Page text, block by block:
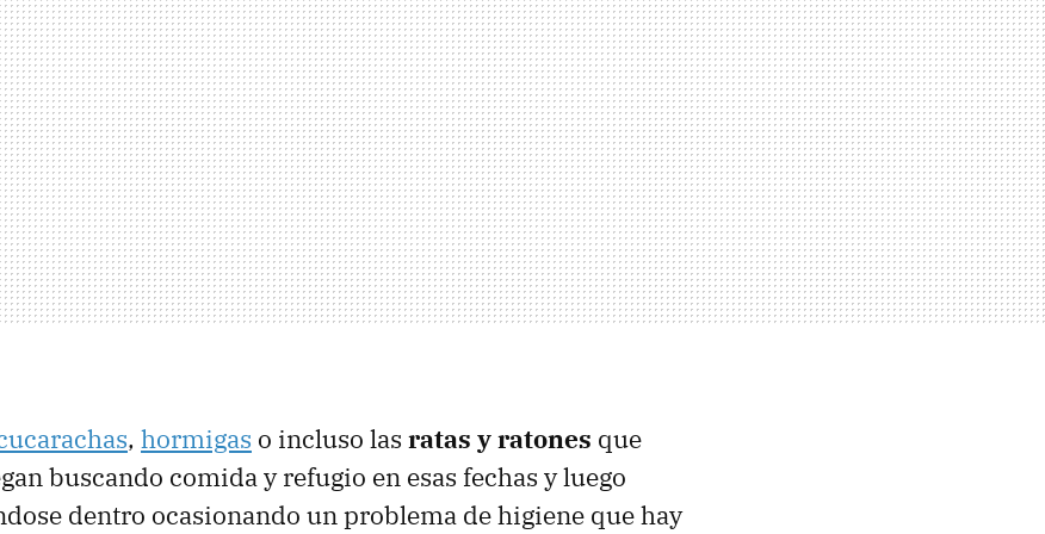
, hormigas o incluso las ratas y ratones que
buscando comida y refugio en esas fechas y luego
dentro ocasionando un problema de higiene que hay